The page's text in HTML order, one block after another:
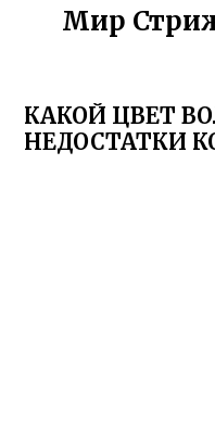
Мир
КАКОЙ ЦВЕТ
НЕДОСТАТКИ